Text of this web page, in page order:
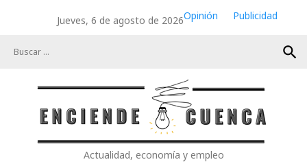
Jueves, 6 de agosto de 2026Opinión
Publicidad
search
Actualidad, economía y empleo